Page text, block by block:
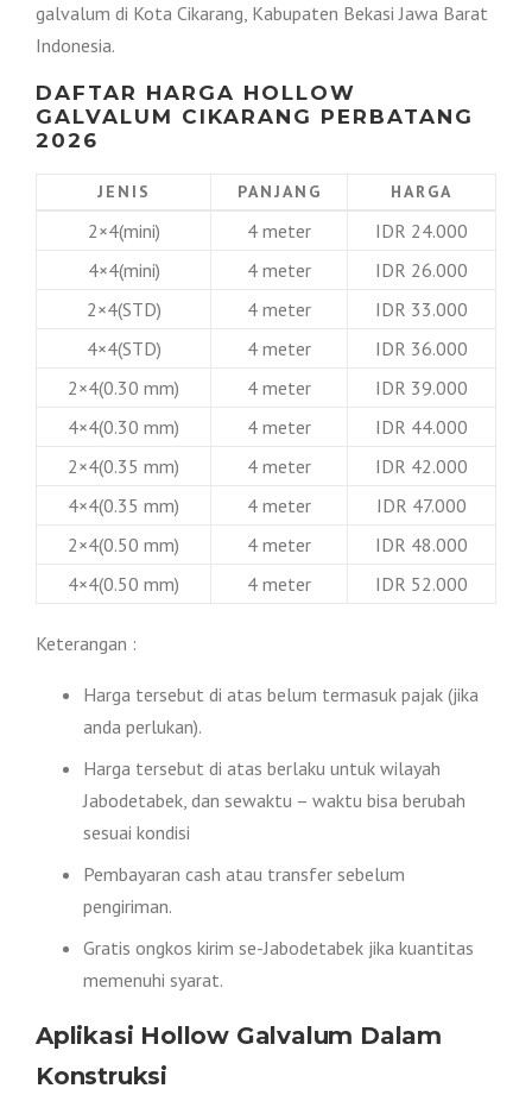
galvalum di Kota Cikarang, Kabupaten Bekasi Jawa Barat
Indonesia.
DAFTAR HARGA HOLLOW
GALVALUM CIKARANG PERBATANG
2026
JENIS PANJANG HARGA
2×4(mini) 4 meter
IDR 24.000
4×4(mini)
4 meter
IDR 26.000
2×4(STD)
4 meter
IDR 33.000
4×4(STD)
4 meter
IDR 36.000
2×4(0.30 mm)
4 meter
IDR 39.000
4×4(0.30 mm)
4 meter
IDR 44.000
2×4(0.35 mm)
4 meter
IDR 42.000
4×4(0.35 mm)
4 meter
IDR 47.000
2×4(0.50 mm)
4 meter
IDR 48.000
4×4(0.50 mm)
4 meter IDR 52.000
Keterangan :
Harga tersebut di atas belum termasuk pajak (jika
anda perlukan).
Harga tersebut di atas berlaku untuk wilayah
Jabodetabek, dan sewaktu – waktu bisa berubah
sesuai kondisi
Pembayaran cash atau transfer sebelum
pengiriman.
Gratis ongkos kirim se-Jabodetabek jika kuantitas
memenuhi syarat.
Aplikasi Hollow Galvalum Dalam
Konstruksi